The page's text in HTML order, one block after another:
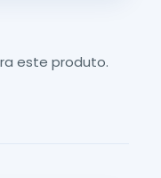
este produto.